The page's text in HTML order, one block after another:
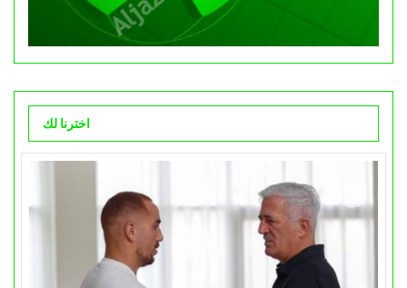
اخترنا لك